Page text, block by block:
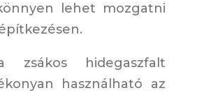
lehet mozgatni
zsákos hidegaszfalt
használható az